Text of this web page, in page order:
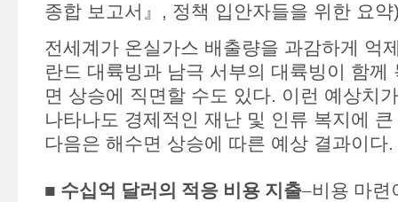
종합 보고서』, 정책 입안자들을 위한 요약
전세계가 온실가스 배출량을 과감하게 억
란드 대륙빙과 남극 서부의 대륙빙이 함께
면 상승에 직면할 수도 있다. 이런 예상치
나타나도 경제적인 재난 및 인류 복지에
다음은 해수면 상승에 따른 예상 결과이다.
■ 수십억 달러의 적응 비용 지출–비용 마련